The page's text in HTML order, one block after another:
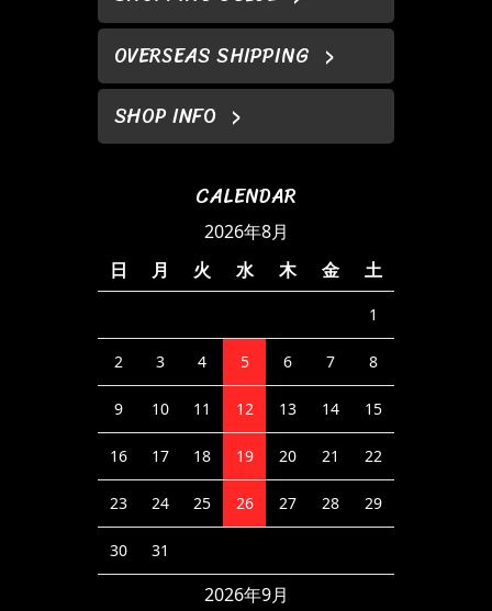
OVERSEAS SHIPPING
SHOP INFO
CALENDAR
2026年8月
日
月 火 水 木 金 土
1
2 3 4 5 6 7 8
9 10 11 12 13 14 15
16 17 18 19 20 21 22
23 24 25 26 27 28 29
30 31
2026年9月